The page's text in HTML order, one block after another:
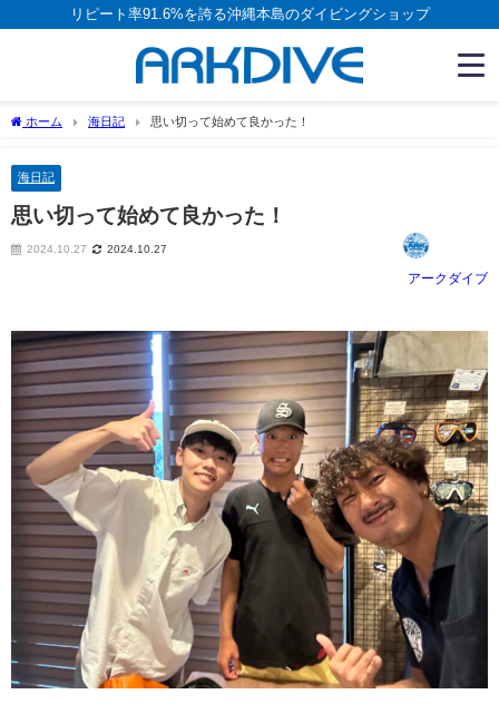
リピート率91.6%を誇る沖縄本島のダイビングショップ
ホーム 海日記 思い切って始めて良かった！
海日記
思い切って始めて良かった！
2024.10.27 2024.10.27
アークダイブ